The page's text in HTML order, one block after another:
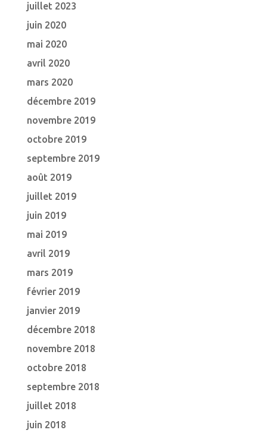
juillet 2023
juin 2020
mai 2020
avril 2020
mars 2020
décembre 2019
novembre 2019
octobre 2019
septembre 2019
août 2019
juillet 2019
juin 2019
mai 2019
avril 2019
mars 2019
février 2019
janvier 2019
décembre 2018
novembre 2018
octobre 2018
septembre 2018
juillet 2018
juin 2018